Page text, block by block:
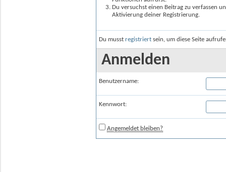
Du versuchst einen Beitrag zu verfassen
Aktivierung deiner Registrierung.
Du musst registriert sein, um diese Seite
Anmelden
Benutzername:
Kennwort:
Angemeldet bleiben?